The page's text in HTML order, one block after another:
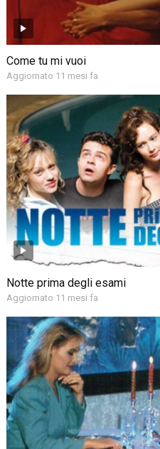
Come tu mi vuoi
Aggiornato 11 mesi fa
Notte prima degli esami
Aggiornato 11 mesi fa